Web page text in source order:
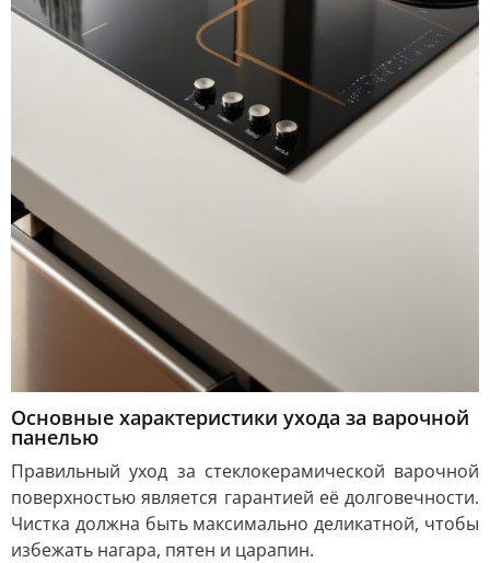
Основные характеристики ухода за варочной
панелью
Правильный уход за стеклокерамической варочной
поверхностью является гарантией её долговечности.
Чистка должна быть максимально деликатной, чтобы
избежать нагара, пятен и царапин.